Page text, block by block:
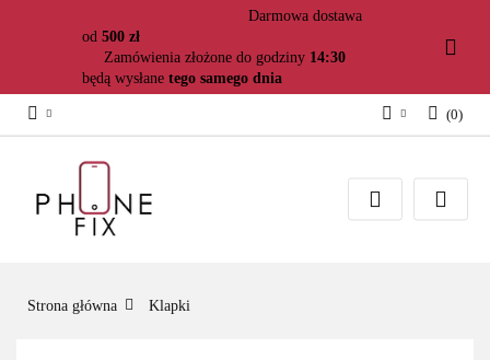
Darmowa dostawa
od 500 zł
Zamówienia złożone do godziny 14:30
będą wysłane tego samego dnia
Załóż konto
(0)
Strona główna Klapki